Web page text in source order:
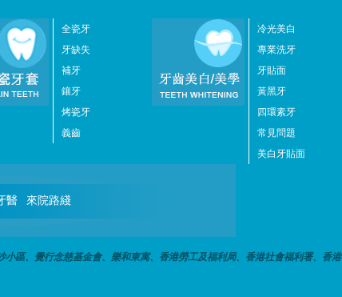
全瓷牙
牙缺失
補牙
鑲牙
烤瓷牙
義齒
冷光美白
專業洗牙
牙貼面
黃黑牙
四環素牙
常見問題
美白牙貼面
醫 來院路綫
區、覺行念慈基金會、樂和東寓、香港勞工及福利局、香港社會福利署、香港